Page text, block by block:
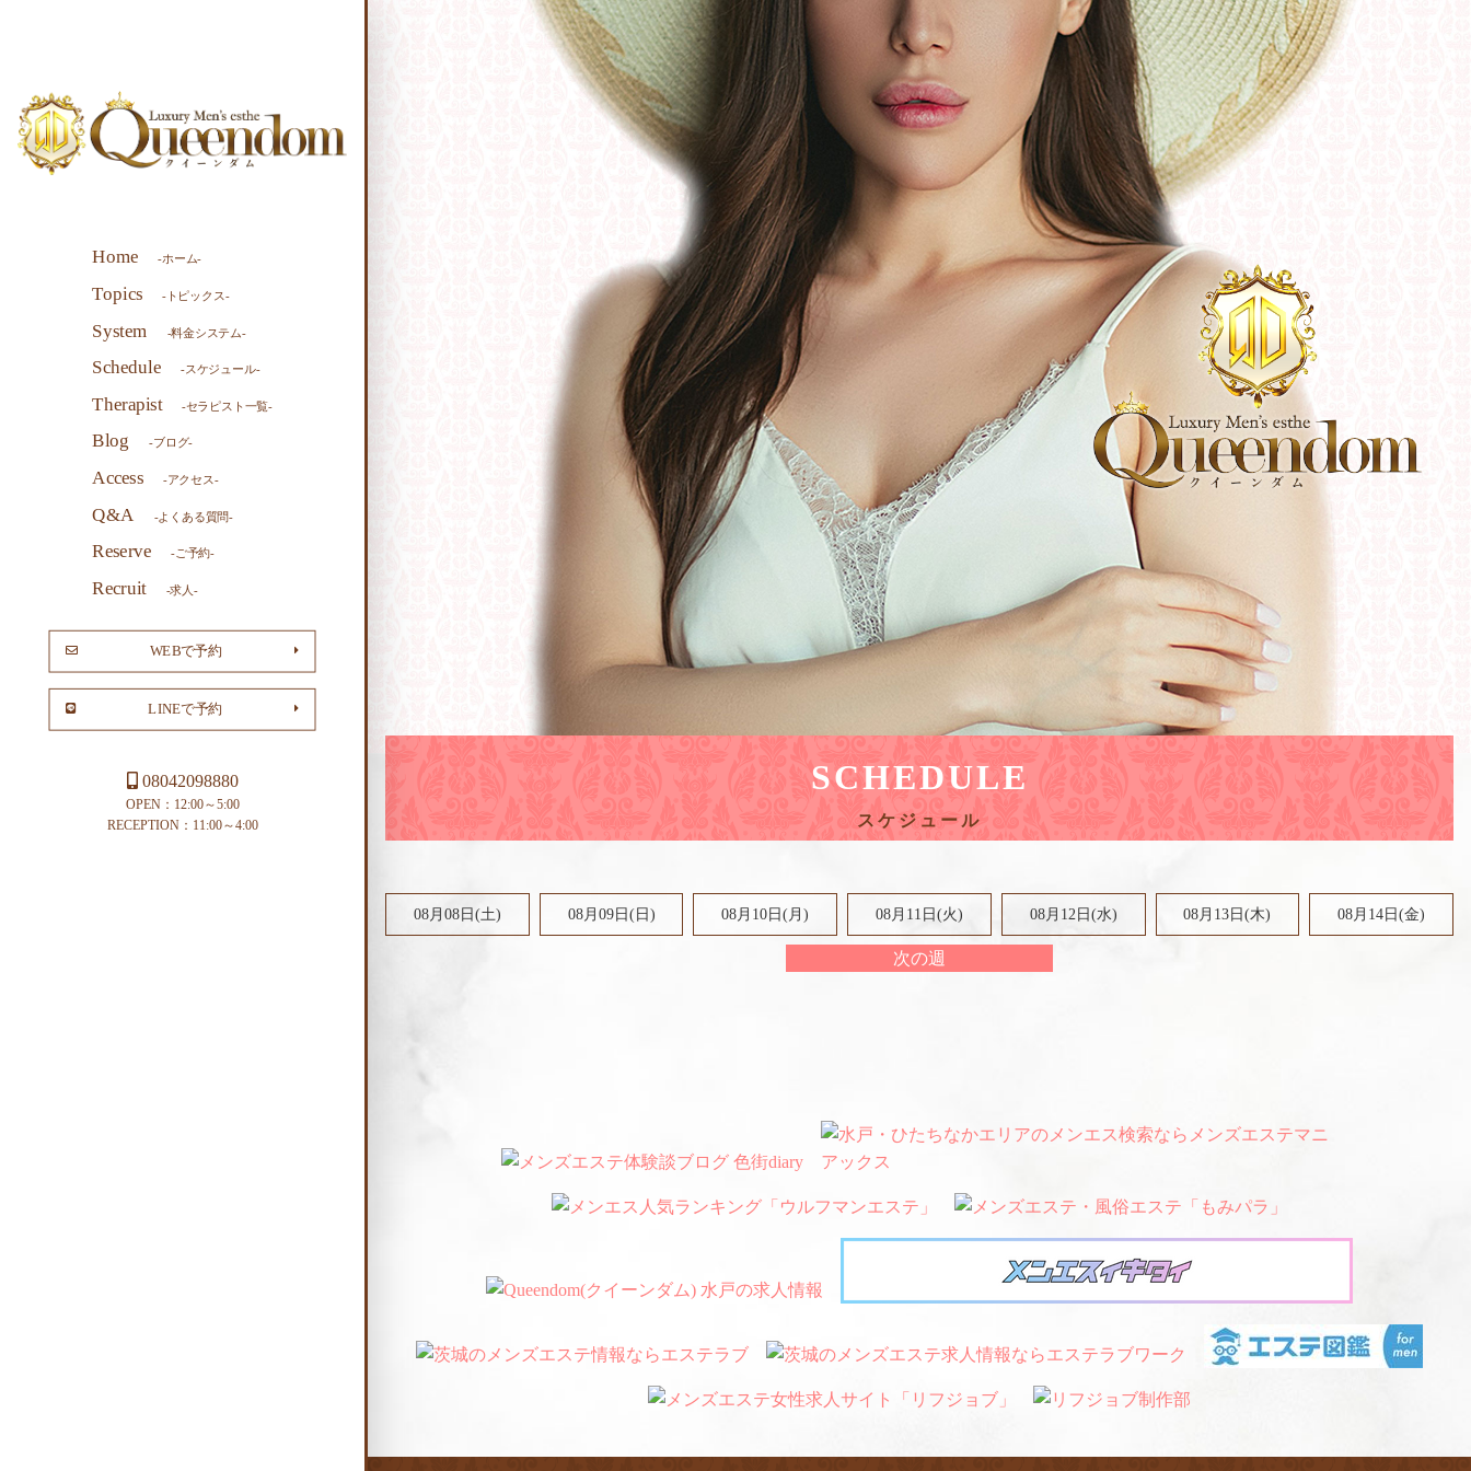
Home -ホーム-
Topics -トピックス-
System -料金システム-
Schedule -スケジュール-
Therapist -セラピスト一覧-
Blog -ブログ-
Access -アクセス-
Q&A -よくある質問-
Reserve -ご予約-
Recruit -求人-
WEBで予約
LINEで予約
08042098880
OPEN：12:00～5:00
RECEPTION：11:00～4:00
SCHEDULE
08月08日(土) 08月09日(日 ) 08月10日(月) 08月11日(火) 08月12日(水) 08月13日(木) 08月14日(金)
次の週